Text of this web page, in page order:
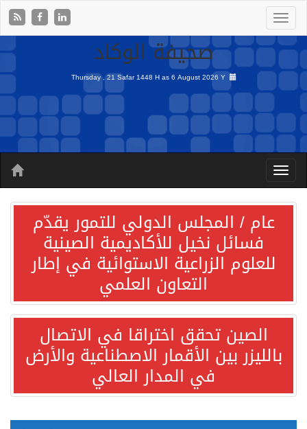
صحيفة الوكاد
Thursday , 21 Safar 1448 H as6 August 2026 Y
عام / المجلس الدولي للتمور يقدّم
فسائل نخيل للأكاديمية الصينية
للعلوم الزراعية الاستوائية في إطار
التعاون العلمي
الصين تحقق اختراقا في الاتصال
بالليزر بين الأقمار الاصطناعية والأرض
في المدار العالي